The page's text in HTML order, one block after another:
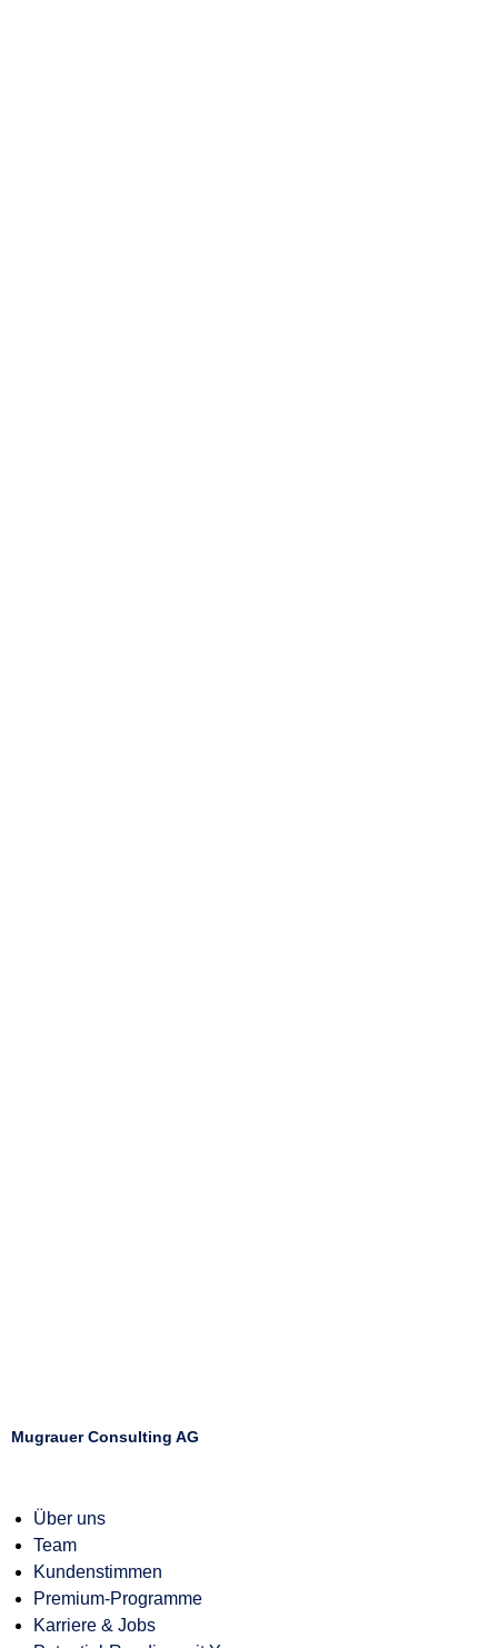
Mugrauer Consulting AG
Über uns
Team
Kundenstimmen
Premium-Programme
Karriere & Jobs